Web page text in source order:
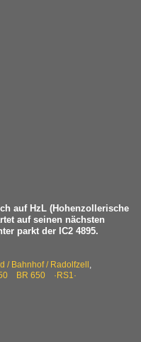
auf HzL (Hohenzollerische
auf seinen nächsten
parkt der IC2 4895.
/ Bahnhof / Radolfzell ,
BR 650 ·RS1·